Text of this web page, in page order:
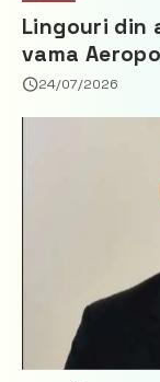
Lingouri din
vama
24/07/2026